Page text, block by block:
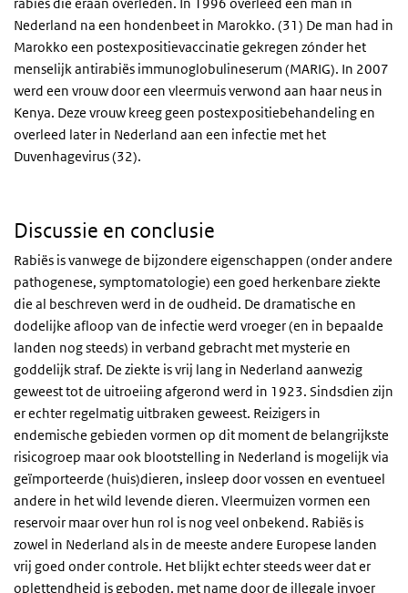
rabiës die eraan overleden. In 1996 overleed een man in
Nederland na een hondenbeet in Marokko. (31) De man had in
Marokko een postexpositievaccinatie gekregen zónder het
menselijk antirabiës immunoglobulineserum (MARIG). In 2007
werd een vrouw door een vleermuis verwond aan haar neus in
Kenya. Deze vrouw kreeg geen postexpositiebehandeling en
overleed later in Nederland aan een infectie met het
Duvenhagevirus (32).
Discussie en conclusie
Rabiës is vanwege de bijzondere eigenschappen (onder andere
pathogenese, symptomatologie) een goed herkenbare ziekte
die al beschreven werd in de oudheid. De dramatische en
dodelijke afloop van de infectie werd vroeger (en in bepaalde
landen nog steeds) in verband gebracht met mysterie en
goddelijk straf. De ziekte is vrij lang in Nederland aanwezig
geweest tot de uitroeiing afgerond werd in 1923. Sindsdien zijn
er echter regelmatig uitbraken geweest. Reizigers in
endemische gebieden vormen op dit moment de belangrijkste
risicogroep maar ook blootstelling in Nederland is mogelijk via
geïmporteerde (huis)dieren, insleep door vossen en eventueel
andere in het wild levende dieren. Vleermuizen vormen een
reservoir maar over hun rol is nog veel onbekend. Rabiës is
zowel in Nederland als in de meeste andere Europese landen
vrij goed onder controle. Het blijkt echter steeds weer dat er
oplettendheid is geboden, met name door de illegale invoer